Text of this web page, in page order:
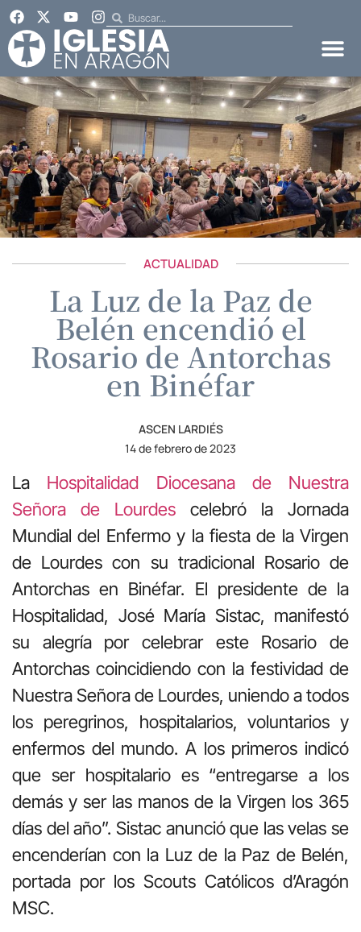
ACTUALIDAD
La Luz de la Paz de
Belén encendió el
Rosario de Antorchas
en Binéfar
ASCEN LARDIÉS
14 de febrero de 2023
La Hospitalidad Diocesana de Nuestra
Señora de Lourdes celebró la Jornada
Mundial del Enfermo y la fiesta de la Virgen
de Lourdes con su tradicional Rosario de
Antorchas en Binéfar. El presidente de la
Hospitalidad, José María Sistac, manifestó
su alegría por celebrar este Rosario de
Antorchas coincidiendo con la festividad de
Nuestra Señora de Lourdes, uniendo a todos
los peregrinos, hospitalarios, voluntarios y
enfermos del mundo. A los primeros indicó
que ser hospitalario es “entregarse a los
demás y ser las manos de la Virgen los 365
días del año”. Sistac anunció que las velas se
encenderían con la Luz de la Paz de Belén,
portada por los Scouts Católicos d’Aragón
MSC.